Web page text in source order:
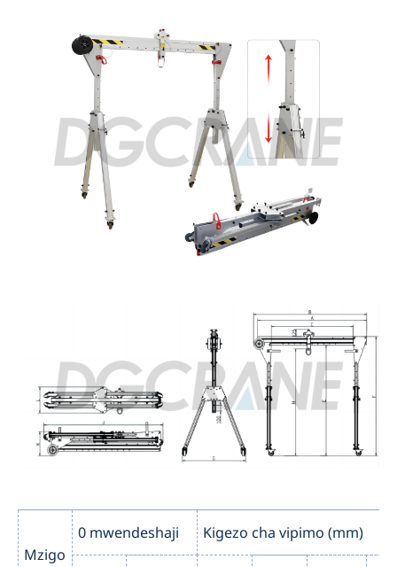
Mzigo
0 mwendeshaji Kigezo cha vipimo (mm)